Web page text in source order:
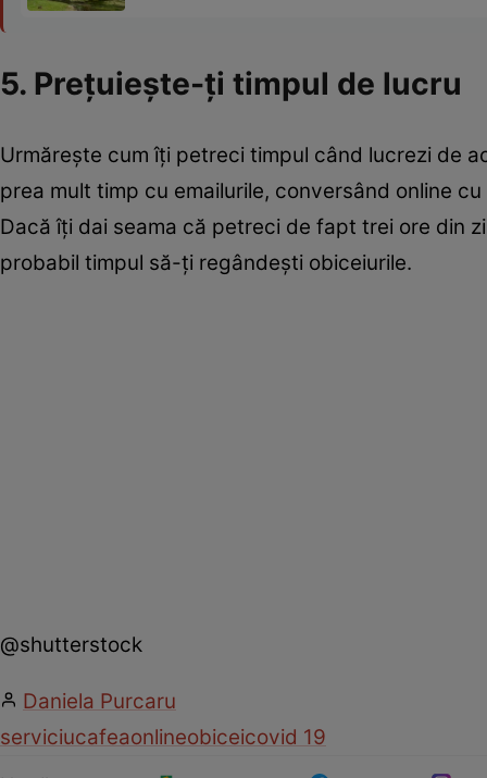
5. Preţuieşte-ţi timpul de lucru
Urmăreşte cum îţi petreci timpul când lucrezi de
prea mult timp cu emailurile, conversând online
Dacă îţi dai seama că petreci de fapt trei ore din
probabil timpul să-ţi regândeşti obiceiurile.
@shutterstock
Daniela Purcaru
serviciucafeaonlineobiceicovid 19